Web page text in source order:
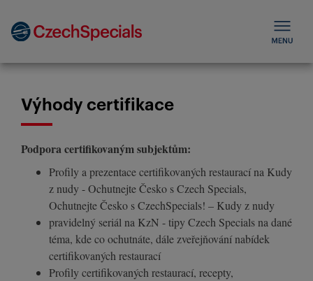
Výhody certifikace
Podpora certifikovaným subjektům:
Profily a prezentace certifikovaných restaurací na Kudy
z nudy - Ochutnejte Česko s Czech Specials,
Ochutnejte Česko s CzechSpecials! – Kudy z nudy
pravidelný seriál na KzN - tipy Czech Specials na dané
téma, kde co ochutnáte, dále zveřejňování nabídek
certifikovaných restaurací
Profily certifikovaných restaurací, recepty,